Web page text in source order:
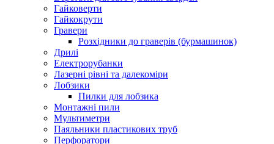
Гайковерти
Гайкокрути
Гравери
Розхідники до граверів (бурмашинок)
Дрилі
Електрорубанки
Лазерні рівні та далекоміри
Лобзики
Пилки для лобзика
Монтажні пили
Мультиметри
Паяльники пластикових труб
Перфоратори